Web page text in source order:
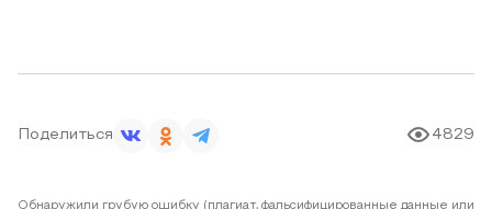
Поделиться 4829
Обнаружили грубую ошибку (плагиат, фальсифицированные данные или